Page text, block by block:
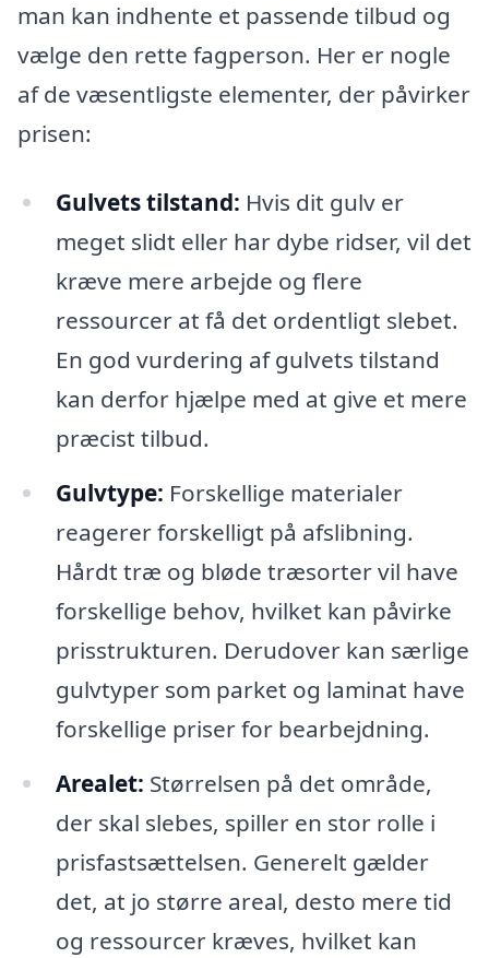
man kan indhente et passende tilbud og
vælge den rette fagperson. Her er nogle
af de væsentligste elementer, der påvirker
prisen:
Gulvets tilstand: Hvis dit gulv er
meget slidt eller har dybe ridser, vil det
kræve mere arbejde og flere
ressourcer at få det ordentligt slebet.
En god vurdering af gulvets tilstand
kan derfor hjælpe med at give et mere
præcist tilbud.
Gulvtype: Forskellige materialer
reagerer forskelligt på afslibning.
Hårdt træ og bløde træsorter vil have
forskellige behov, hvilket kan påvirke
prisstrukturen. Derudover kan særlige
gulvtyper som parket og laminat have
forskellige priser for bearbejdning.
Arealet: Størrelsen på det område,
der skal slebes, spiller en stor rolle i
prisfastsættelsen. Generelt gælder
det, at jo større areal, desto mere tid
og ressourcer kræves, hvilket kan